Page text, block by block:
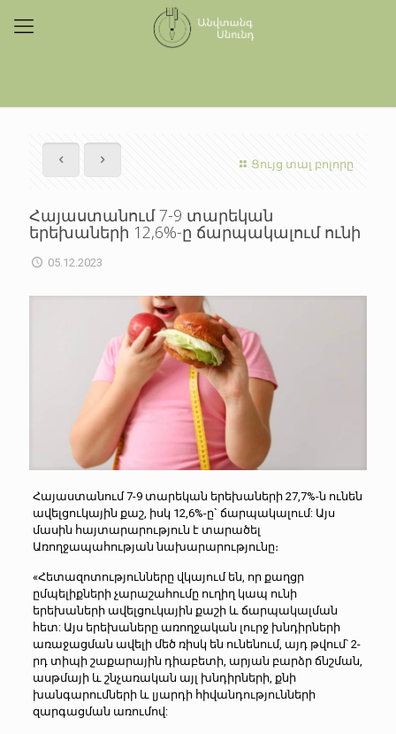
Ցույց տալ բոլորը
Հայաստանում 7-9 տարեկան
երեխաների 12,6%-ը ճարպակալում ունի
05.12.2023
Հայաստանում 7-9 տարեկան երեխաների 27,7%-ն ունեն
ավելցուկային քաշ, իսկ 12,6%-ը` ճարպակալում: Այս
մասին հայտարարություն է տարածել
Առողջապահության նախարարությունը։
«Հետազոտությունները վկայում են, որ քաղցր
ըմպելիքների չարաշահումը ուղիղ կապ ունի
երեխաների ավելցուկային քաշի և ճարպակալման
հետ: Այս երեխաները առողջական լուրջ խնդիրների
առաջացման ավելի մեծ ռիսկ են ունենում, այդ թվում՝ 2-
րդ տիպի շաքարային դիաբետի, արյան բարձր ճնշման,
ասթմայի և շնչառական այլ խնդիրների, քնի
խանգարումների և լյարդի հիվանդությունների
զարգացման առումով: